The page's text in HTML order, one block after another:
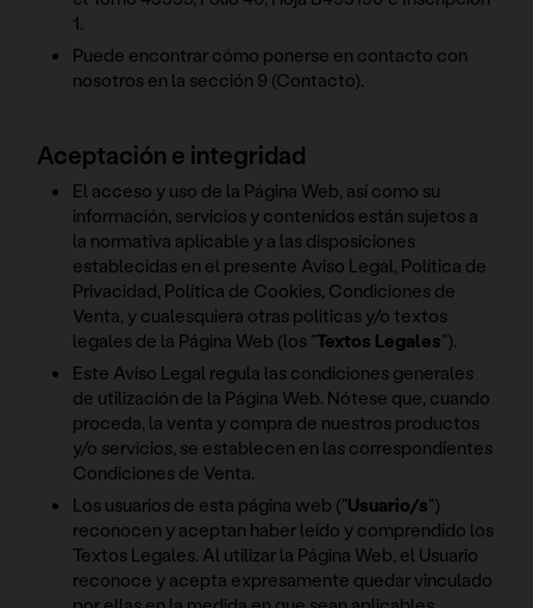
1.
Puede encontrar cómo ponerse en contacto con
nosotros en la sección 9 (Contacto).
Aceptación e integridad
El acceso y uso de la Página Web, así como su
información, servicios y contenidos están sujetos a
la normativa aplicable y a las disposiciones
establecidas en el presente Aviso Legal, Política de
Privacidad, Política de Cookies, Condiciones de
Venta, y cualesquiera otras políticas y/o textos
legales de la Página Web (los "Textos Legales").
Este Aviso Legal regula las condiciones generales
de utilización de la Página Web. Nótese que, cuando
proceda, la venta y compra de nuestros productos
y/o servicios, se establecen en las correspondientes
Condiciones de Venta.
Los usuarios de esta página web ("Usuario/s")
reconocen y aceptan haber leído y comprendido los
Textos Legales. Al utilizar la Página Web, el Usuario
reconoce y acepta expresamente quedar vinculado